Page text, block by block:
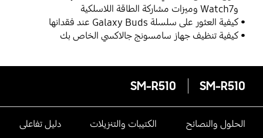
وWatch7 وميزات مشاركة الطاقة اللاسلكية
كيفية العثور على سلسلة Galaxy Buds عند فقدانها
كيفية تنظيف جهاز سامسونج جالاكسي الخاص بك
SM-R510
SM-R510
الحلول والنصائح الكتيبات والتنزيلات دليل تفاعلى